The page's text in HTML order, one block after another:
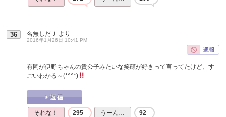
36 名無しだＪ より
2016年1月26日 10:41 PM
有岡が伊野ちゃんの貴公子みたいな笑顔が好きって言ってたけど、す
ごいわかる～(*^^*)
それな！ 295 うーん… 92